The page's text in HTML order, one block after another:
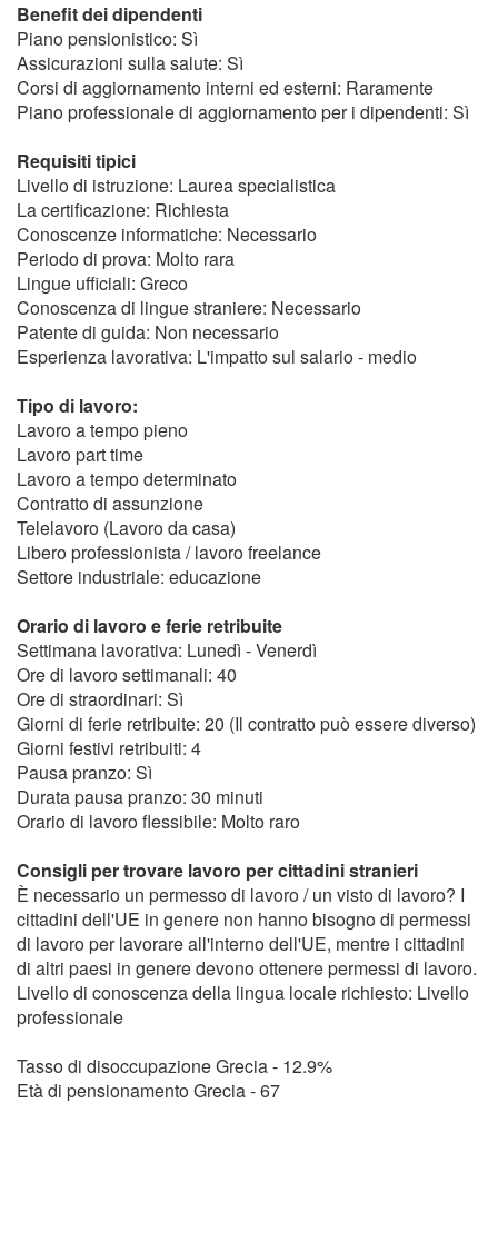
Benefit dei dipendenti
Piano pensionistico: Sì
Assicurazioni sulla salute: Sì
Corsi di aggiornamento interni ed esterni: Raramente
Piano professionale di aggiornamento per i dipendenti: Sì
Requisiti tipici
Livello di istruzione: Laurea specialistica
La certificazione: Richiesta
Conoscenze informatiche: Necessario
Periodo di prova: Molto rara
Lingue ufficiali: Greco
Conoscenza di lingue straniere: Necessario
Patente di guida: Non necessario
Esperienza lavorativa: L'impatto sul salario - medio
Tipo di lavoro:
Lavoro a tempo pieno
Lavoro part time
Lavoro a tempo determinato
Contratto di assunzione
Telelavoro (Lavoro da casa)
Libero professionista / lavoro freelance
Settore industriale: educazione
Orario di lavoro e ferie retribuite
Settimana lavorativa: Lunedì - Venerdì
Ore di lavoro settimanali: 40
Ore di straordinari: Sì
Giorni di ferie retribuite: 20 (Il contratto può essere diverso)
Giorni festivi retribuiti: 4
Pausa pranzo: Sì
Durata pausa pranzo: 30 minuti
Orario di lavoro flessibile: Molto raro
Consigli per trovare lavoro per cittadini stranieri
È necessario un permesso di lavoro / un visto di lavoro? I
cittadini dell'UE in genere non hanno bisogno di permessi
di lavoro per lavorare all'interno dell'UE, mentre i cittadini
di altri paesi in genere devono ottenere permessi di lavoro.
Livello di conoscenza della lingua locale richiesto: Livello
professionale
Tasso di disoccupazione Grecia - 12.9%
Età di pensionamento Grecia - 67